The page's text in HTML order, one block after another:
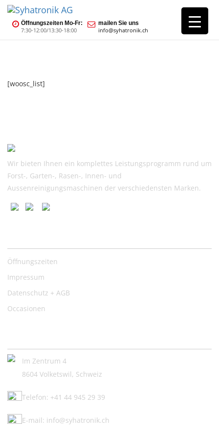
Öffnungszeiten Mo-Fr:
7:30-12:00/13:30-18:00
mailen Sie uns
info@syhatronik.ch
[woosc_list]
Wir bieten Ihnen ein komplettes Leistungsprogramm rund um
Forst-, Garten-, Rasen-, Innen- und
Aussenreinigungsmaschinen der verschiedensten Marken.
Öffnungszeiten
Impressum
Datenschutz + AGB
Occasionen
Im Zentrum 4
8604 Volketswil, Schweiz
Telefon: +41 44 945 29 39
E-mail: info@syhatronik.ch